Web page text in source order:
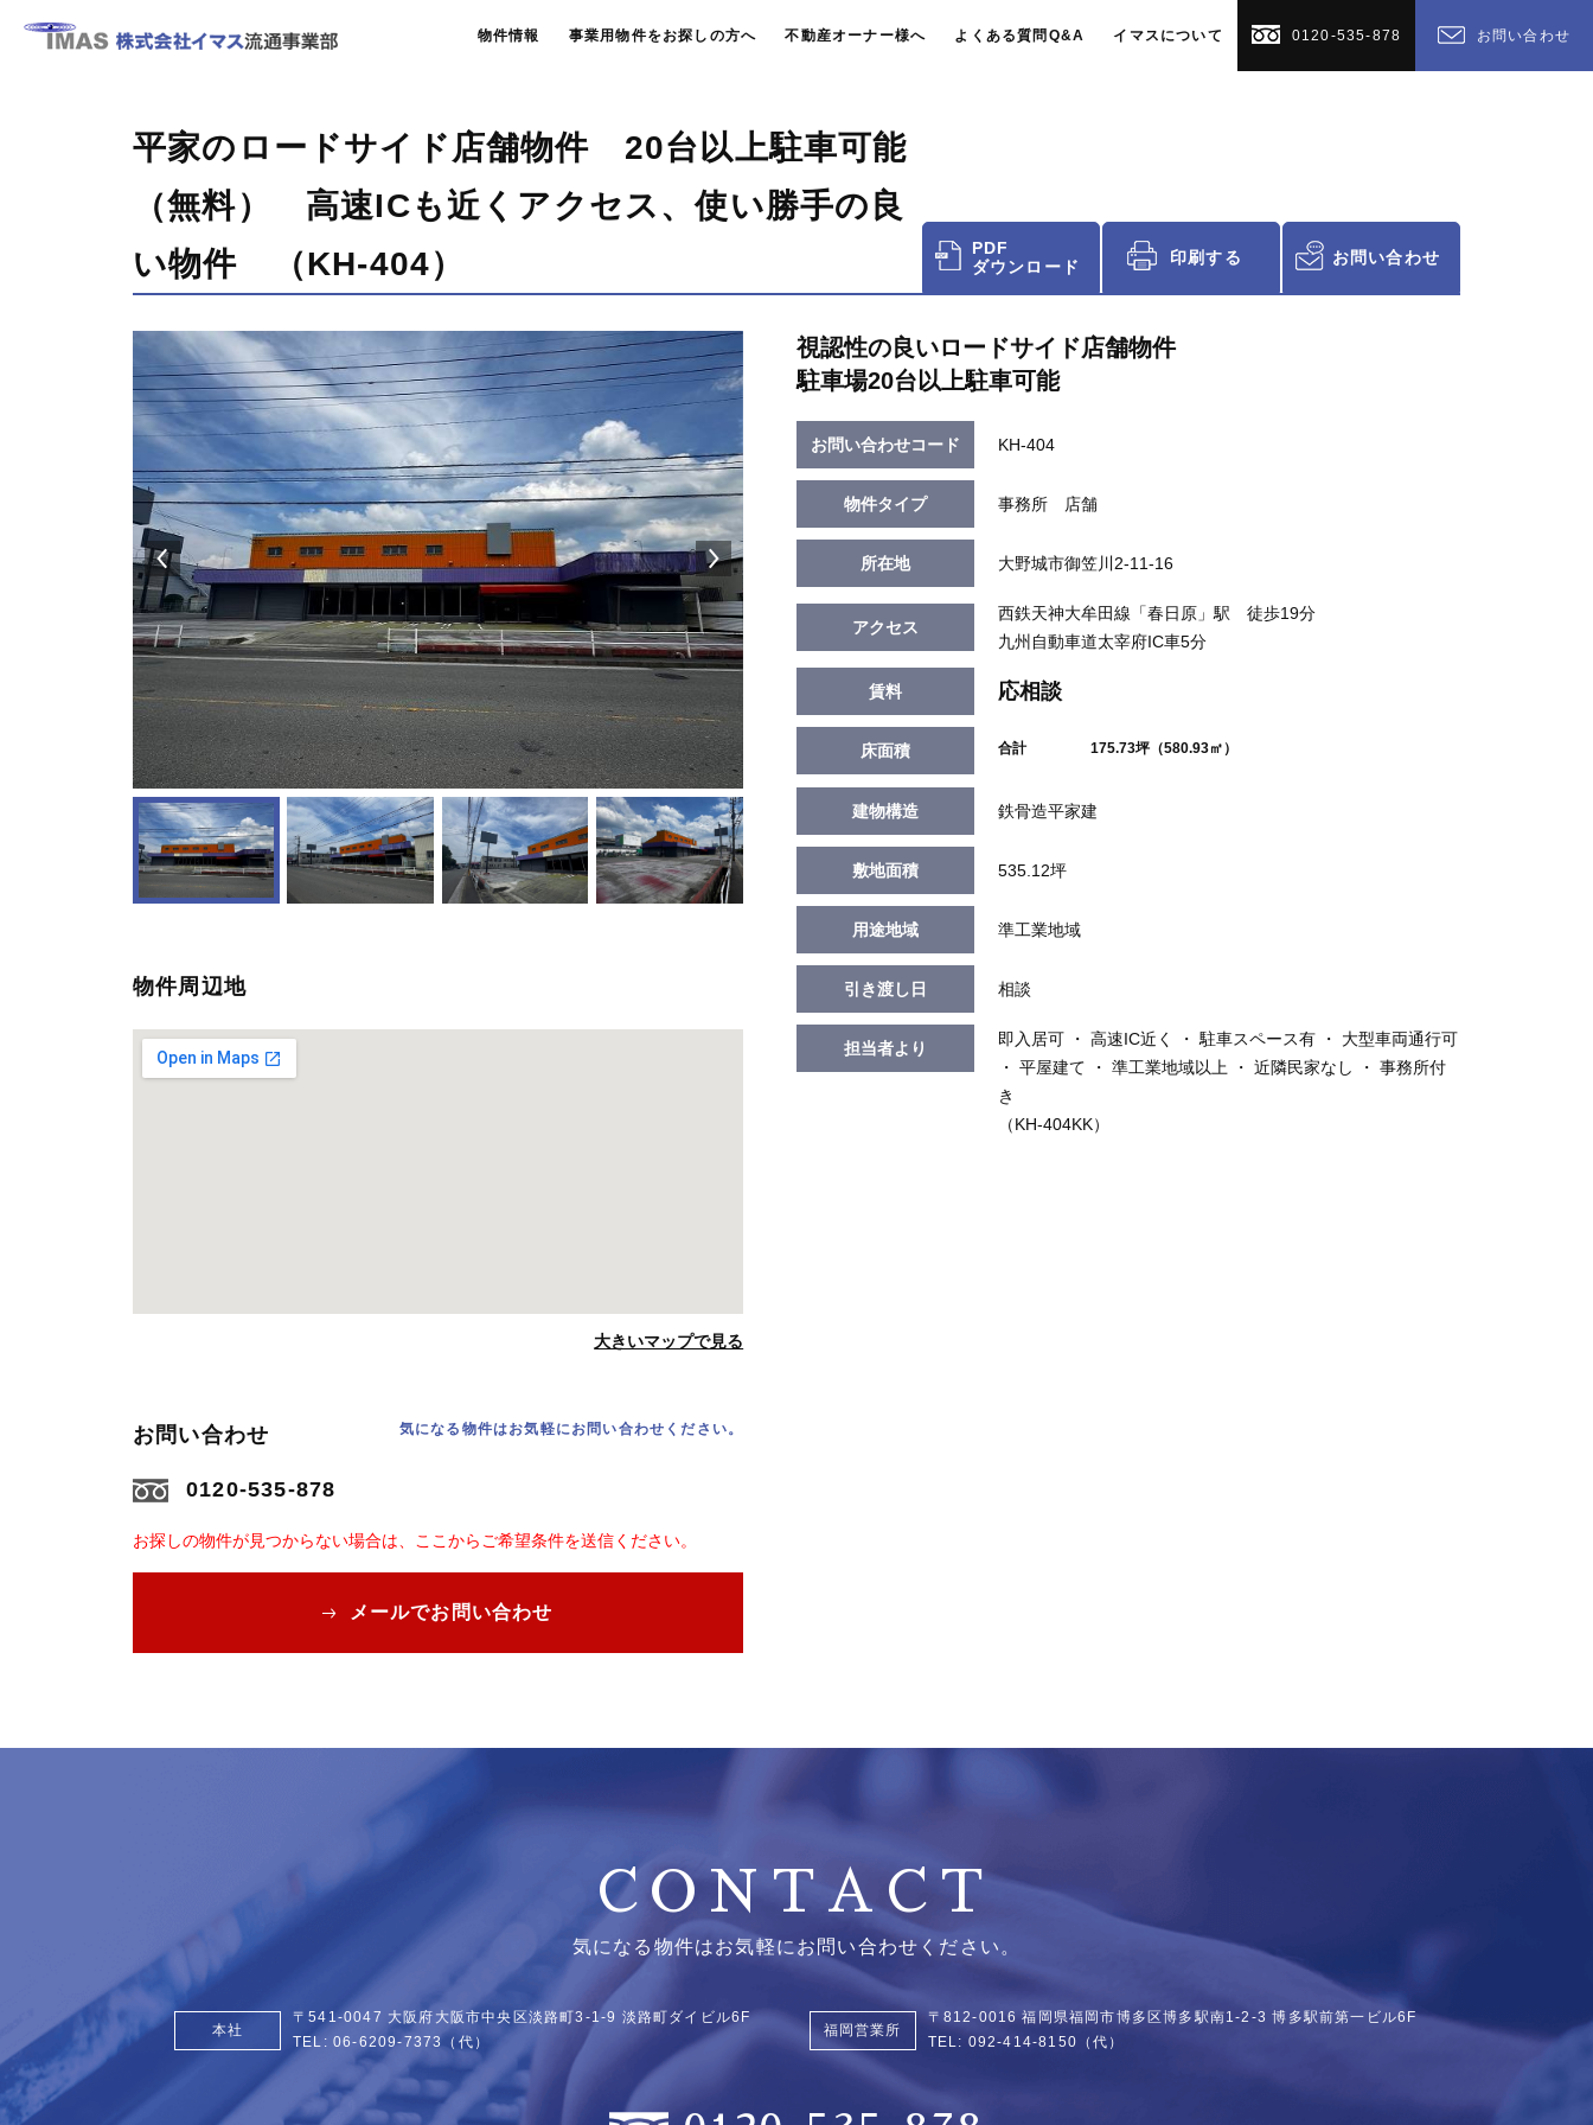
物件情報 事業用物件をお探しの方へ 不動産オーナー様へ よくある質問Q&A イマスについて 0120-535-878 お問い合わせ
平家のロードサイド店舗物件 20台以上駐車可能
（無料） 高速ICも近くアクセス、使い勝手の良
い物件 （KH-404）
PDF
ダウンロード
印刷する お問い合わせ
物件周辺地
大きいマップで見る
お問い合わせ 気になる物件はお気軽にお問い合わせください。
0120-535-878
お探しの物件が見つからない場合は、ここからご希望条件を送信ください。
メールでお問い合わせ
視認性の良いロードサイド店舗物件
駐車場20台以上駐車可能
お問い合わせコード KH-404
物件タイプ 事務所 店舗
所在地 大野城市御笠川2-11-16
アクセス
西鉄天神大牟田線「春日原」駅 徒歩19分
九州自動車道太宰府IC車5分
賃料 応相談
床面積 合計 175.73坪（580.93㎡）
建物構造 鉄骨造平家建
敷地面積 535.12坪
用途地域 準工業地域
引き渡し日 相談
担当者より
即入居可 ・ 高速IC近く ・ 駐車スペース有 ・ 大型車両通行可
・ 平屋建て ・ 準工業地域以上 ・ 近隣民家なし ・ 事務所付
き
（KH-404KK）
CONTACT
気になる物件はお気軽にお問い合わせください。
本社
〒541-0047 大阪府大阪市中央区淡路町3-1-9 淡路町ダイビル6F
TEL: 06-6209-7373 （代）
福岡営業所
〒812-0016 福岡県福岡市博多区博多駅南1-2-3博多駅前第一ビル6F
TEL: 092-414-8150 （代）